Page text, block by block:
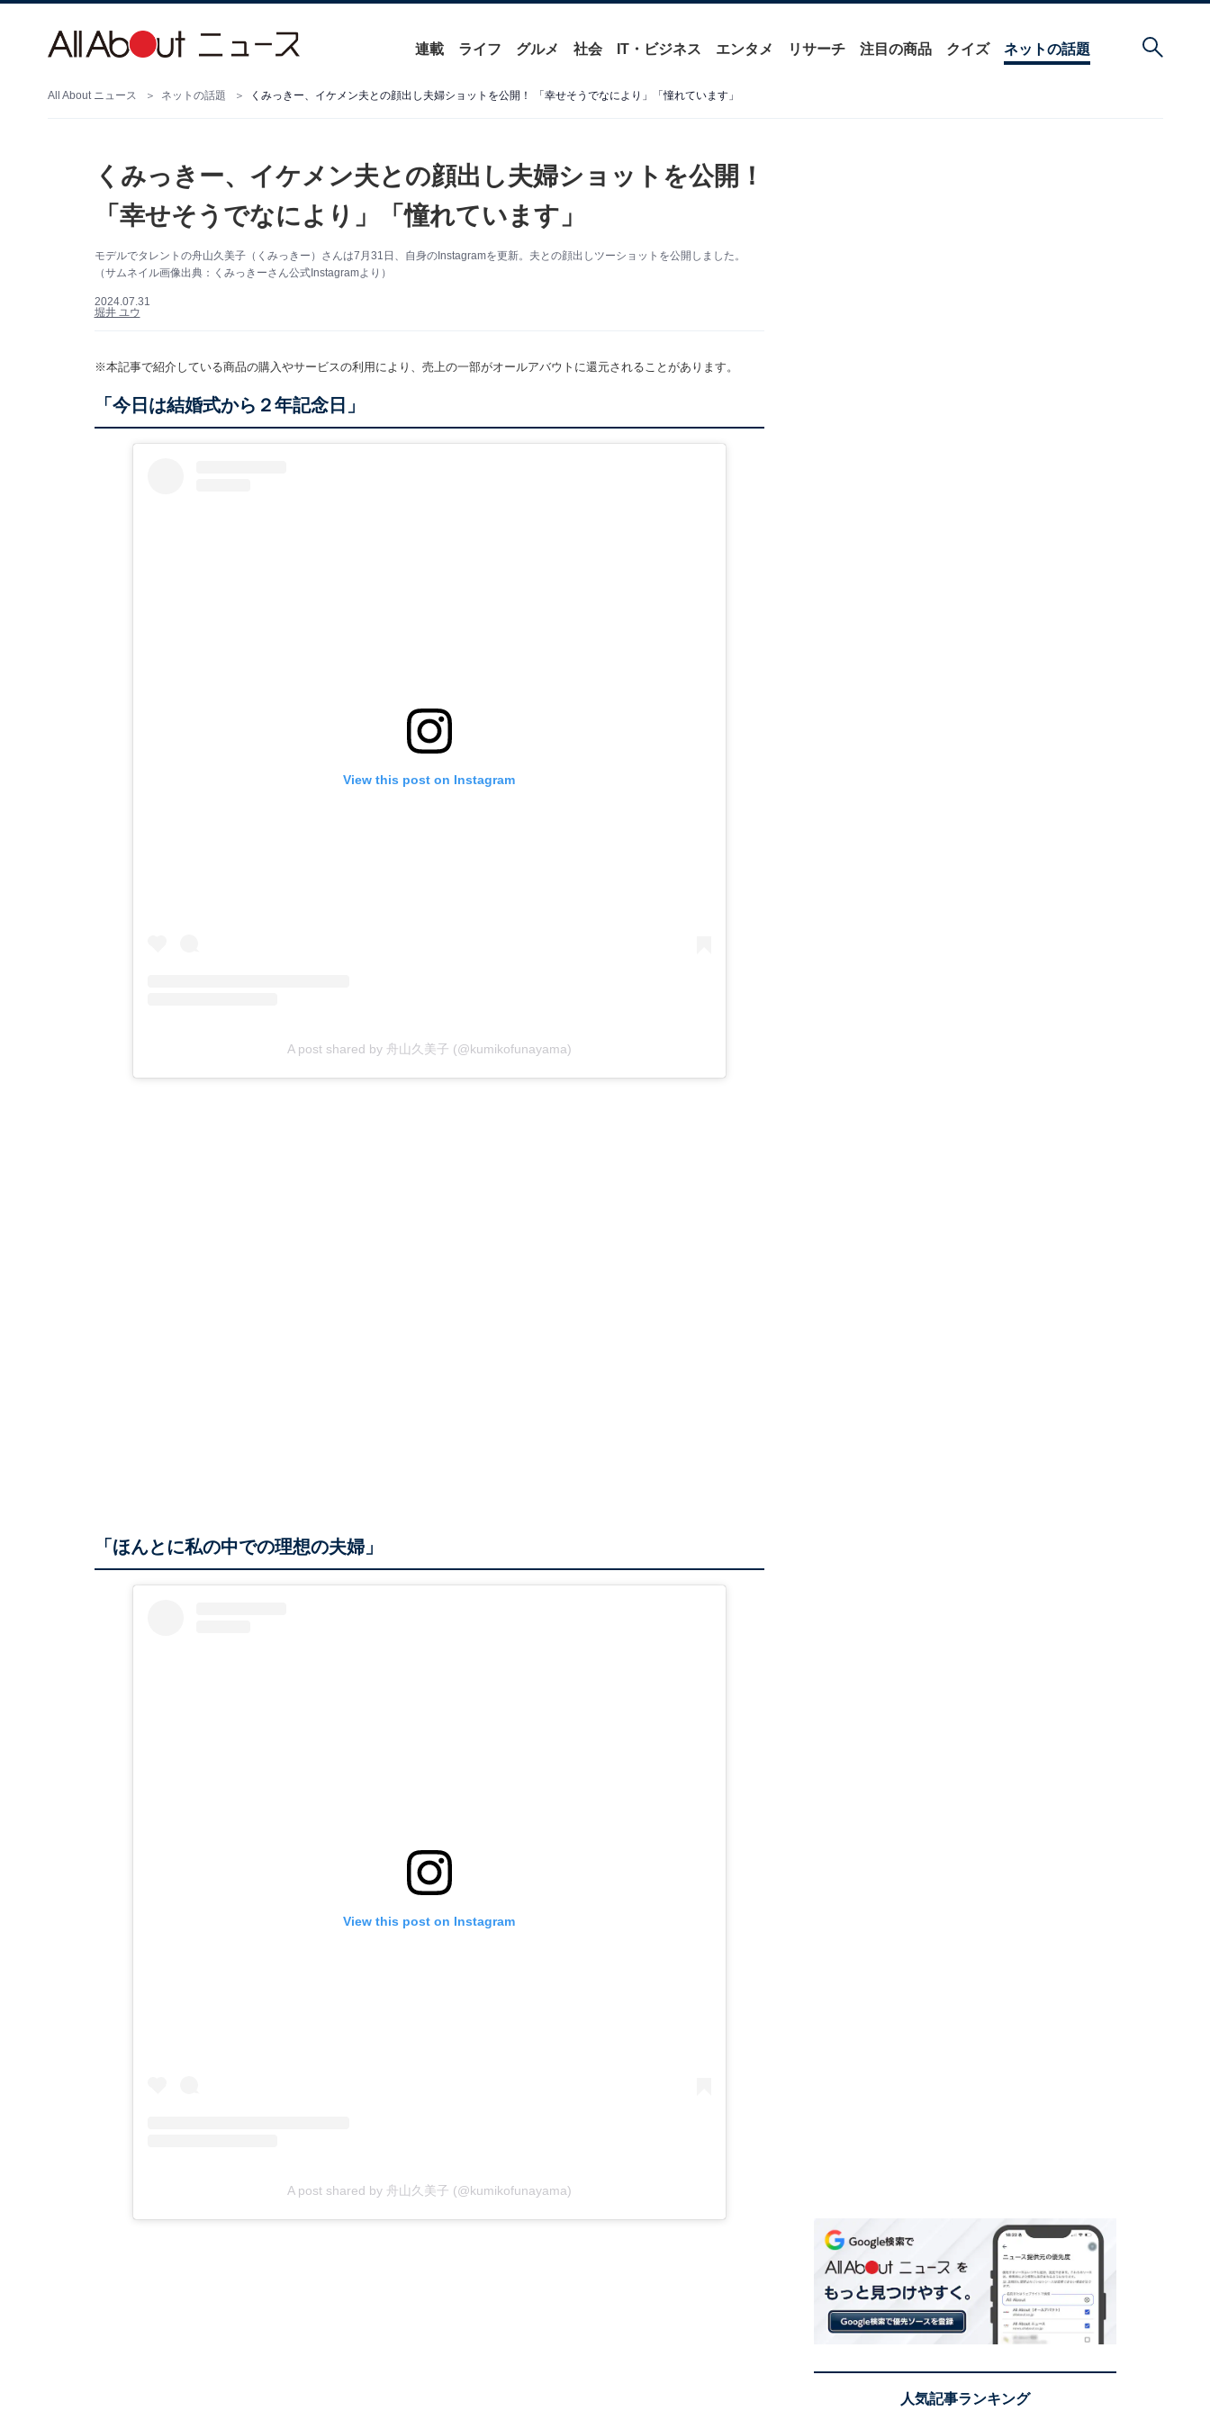
連載 ライフ グルメ 社会 IT・ビジネス エンタメ リサーチ 注目の商品 クイズ ネットの話題
All About ニュース ネットの話題 くみっきー、イケメン夫との顔出し夫婦ショットを公開！ 「幸せそうでなにより」「憧れています」
くみっきー、イケメン夫との顔出し夫婦ショットを公開！
「幸せそうでなにより」「憧れています」
モデルでタレントの舟山久美子（くみっきー）さんは7月31日、自身のInstagramを更新。夫との顔出しツーショットを公開しました。
（サムネイル画像出典：くみっきーさん公式Instagramより）
2024.07.31
堀井 ユウ
※本記事で紹介している商品の購入やサービスの利用により、売上の一部がオールアバウトに還元されることがあります。
「今日は結婚式から２年記念日」
View this post on Instagram
A post shared by 舟山久美子 (@kumikofunayama)
「ほんとに私の中での理想の夫婦」
View this post on Instagram
A post shared by 舟山久美子 (@kumikofunayama)